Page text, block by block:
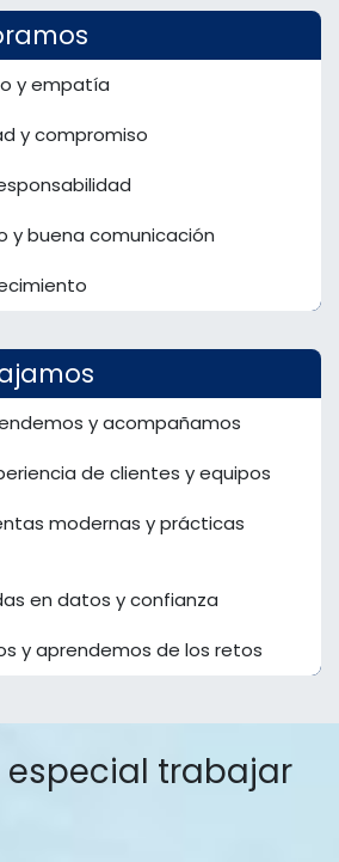
y empatía
y compromiso
y buena comunicación
y acompañamos
de clientes y equipos
modernas y prácticas
en datos y confianza
y aprendemos de los retos
especial trabajar